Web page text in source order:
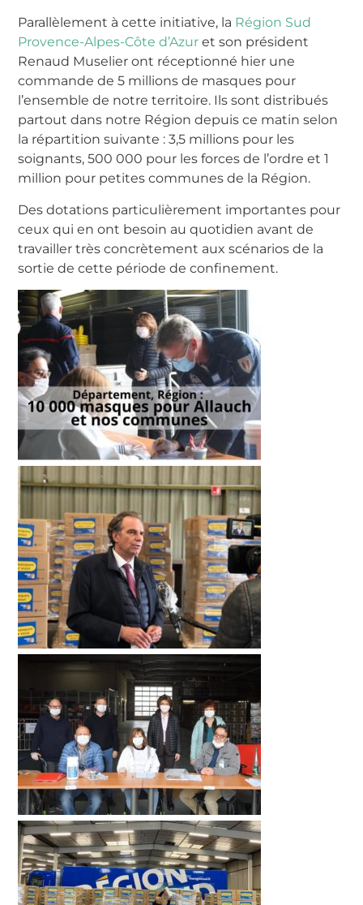
Parallèlement à cette initiative, la Région Sud
Provence-Alpes-Côte d’Azur et son président
Renaud Muselier ont réceptionné hier une
commande de 5 millions de masques pour
l’ensemble de notre territoire. Ils sont distribués
partout dans notre Région depuis ce matin selon
la répartition suivante : 3,5 millions pour les
soignants, 500 000 pour les forces de l’ordre et 1
million pour petites communes de la Région.
Des dotations particulièrement importantes pour
ceux qui en ont besoin au quotidien avant de
travailler très concrètement aux scénarios de la
sortie de cette période de confinement.